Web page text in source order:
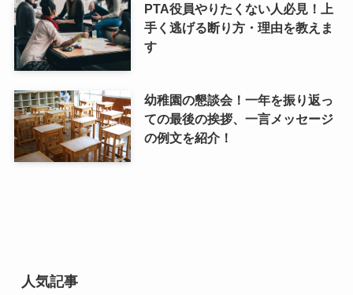
PTA役員やりたくない人必見！上
手く逃げる断り方・理由を教えま
す
幼稚園の懇談会！一年を振り返っ
ての最後の挨拶、一言メッセージ
の例文を紹介！
人気記事